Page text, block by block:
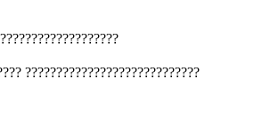
????????????????????????????